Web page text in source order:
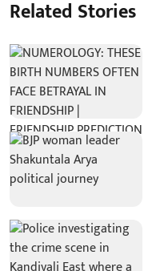
Related Stories